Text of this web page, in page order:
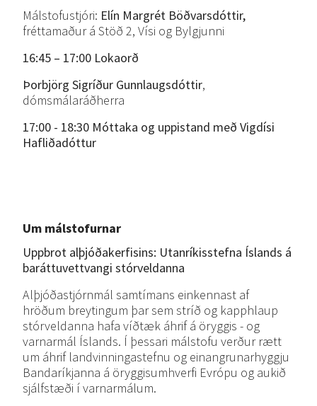
Málstofustjóri: Elín Margrét Böðvarsdóttir,
fréttamaður á Stöð 2, Vísi og Bylgjunni
16:45 – 17:00 Lokaorð
Þorbjörg Sigríður Gunnlaugsdóttir,
dómsmálaráðherra
17:00 - 18:30 Móttaka og uppistand með Vigdísi
Hafliðadóttur
Um málstofurnar
Uppbrot alþjóðakerfisins: Utanríkisstefna Íslands á
baráttuvettvangi stórveldanna
Alþjóðastjórnmál samtímans einkennast af
hröðum breytingum þar sem stríð og kapphlaup
stórveldanna hafa víðtæk áhrif á öryggis - og
varnarmál Íslands. Í þessari málstofu verður rætt
um áhrif landvinningastefnu og einangrunarhyggju
Bandaríkjanna á öryggisumhverfi Evrópu og aukið
sjálfstæði í varnarmálum.